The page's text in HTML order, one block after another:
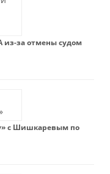
из-за отмены судом
с Шишкаревым по